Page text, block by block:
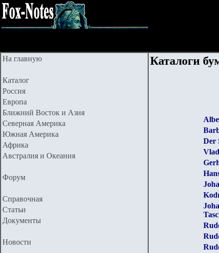
На главную
Каталог
Россия
Европа
Ближний Восток и Азия
Северная Америка
Южная Америка
Африка
Австралия и Океания
Форум
Справочная
Статьи
Документы
Новости
Каталоги
Der